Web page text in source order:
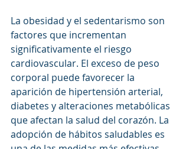
La obesidad y el sedentarismo son
factores que incrementan
significativamente el riesgo
cardiovascular. El exceso de peso
corporal puede favorecer la
aparición de hipertensión arterial,
diabetes y alteraciones metabólicas
que afectan la salud del corazón. La
adopción de hábitos saludables es